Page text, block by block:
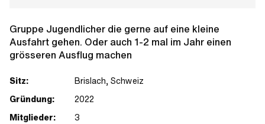
Gruppe Jugendlicher die gerne auf eine kleine
Ausfahrt gehen. Oder auch 1-2 mal im Jahr einen
grösseren Ausflug machen
Sitz:
Brislach, Schweiz
Gründung:
2022
Mitglieder:
3